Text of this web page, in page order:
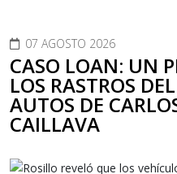
07 AGOSTO 2026
CASO LOAN: UN
LOS RASTROS
AUTOS DE
CAILLAVA